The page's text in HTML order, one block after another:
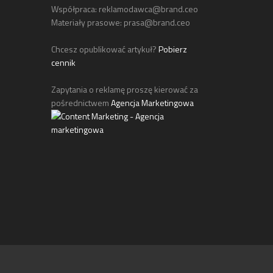
Współpraca: reklamodawca@brand.ceo
Materiały prasowe: prasa@brand.ceo
Chcesz opublikować artykuł?Pobierz
cennik
Zapytania o reklamę proszę kierować za
pośrednictwemAgencja Marketingowa